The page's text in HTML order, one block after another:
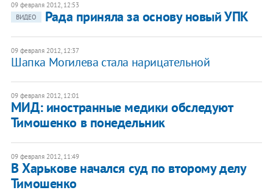
09 февраля 2012, 12:53
ВИДЕО
Рада приняла за основу новый УПК
09 февраля 2012, 12:37
Шапка Могилева стала нарицательной
09 февраля 2012, 12:01
МИД: иностранные медики обследуют
Тимошенко в понедельник
09 февраля 2012, 11:49
В Харькове начался суд по второму делу
Тимошенко